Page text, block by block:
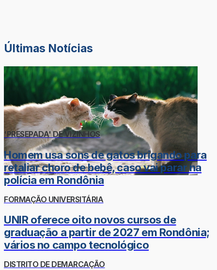
Últimas Notícias
'PRESEPADA' DE VIZINHOS
Homem usa sons de gatos brigando para
retaliar choro de bebê, caso vai parar na
polícia em Rondônia
FORMAÇÃO UNIVERSITÁRIA
UNIR oferece oito novos cursos de
graduação a partir de 2027 em Rondônia;
vários no campo tecnológico
DISTRITO DE DEMARCAÇÃO